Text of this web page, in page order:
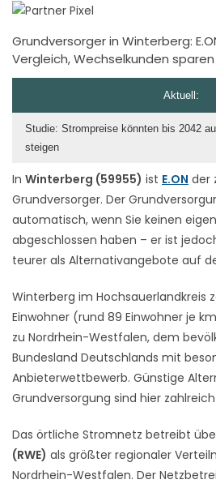
Grundversorger in Winterberg:
Vergleich, Wechselkunden
In Winterberg (59955) ist E.ON der
Grundversorger. Der
automatisch, wenn Sie keinen
abgeschlossen haben – er ist
teurer als Alternativangebote auf
Winterberg im Hochsauerlandkreis
Einwohner (rund 89 Einwohner je
zu Nordrhein-Westfalen, dem
Bundesland Deutschlands mit
Anbieterwettbewerb. Günstige
Grundversorgung sind hier
Das örtliche Stromnetz betreibt
(RWE) als größter regionaler
Nordrhein-Westfalen. Der
Aktuell:
Studie: Strompreise könnten bis 2042
steigen